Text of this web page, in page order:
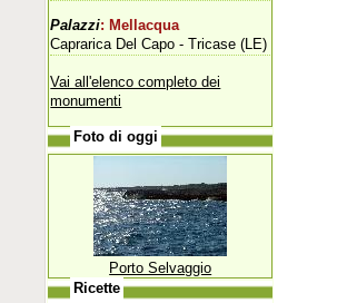
Palazzi: Mellacqua
Caprarica Del Capo - Tricase (LE)
Vai all'elenco completo dei
monumenti
Foto di oggi
Porto Selvaggio
Ricette